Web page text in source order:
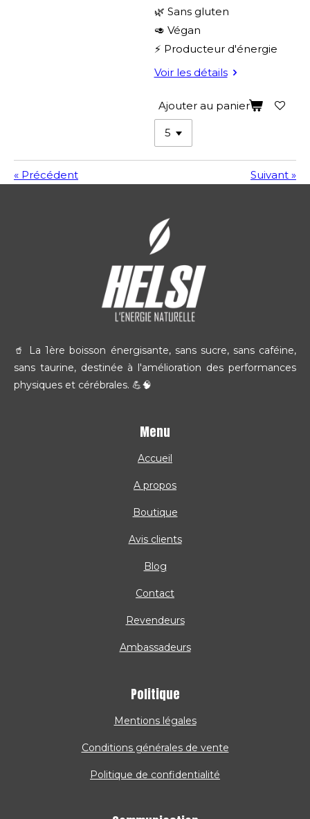
🌿 Sans gluten
🥑 Végan
⚡ Producteur d'énergie
Voir les détails
Ajouter au panier
« Précédent Suivant »
🥤 La 1ère boisson énergisante, sans sucre, sans caféine,
sans taurine, destinée à l'amélioration des performances
physiques et cérébrales. 💪🧠
Menu
Accueil
A propos
Boutique
Avis clients
Blog
Contact
Revendeurs
Ambassadeurs
Politique
Mentions légales
Conditions générales de vente
Politique de confidentialité